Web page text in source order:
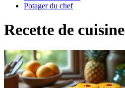
Potager du chef
Recette de cuisine